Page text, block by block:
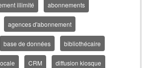
illimité abonnements
agences d'abonnement
base de données bibliothécaire
CRM diffusion kiosque